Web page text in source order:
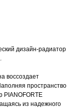
дизайн-радиатор
воссоздает
пространство
PIANOFORTE
из надежного